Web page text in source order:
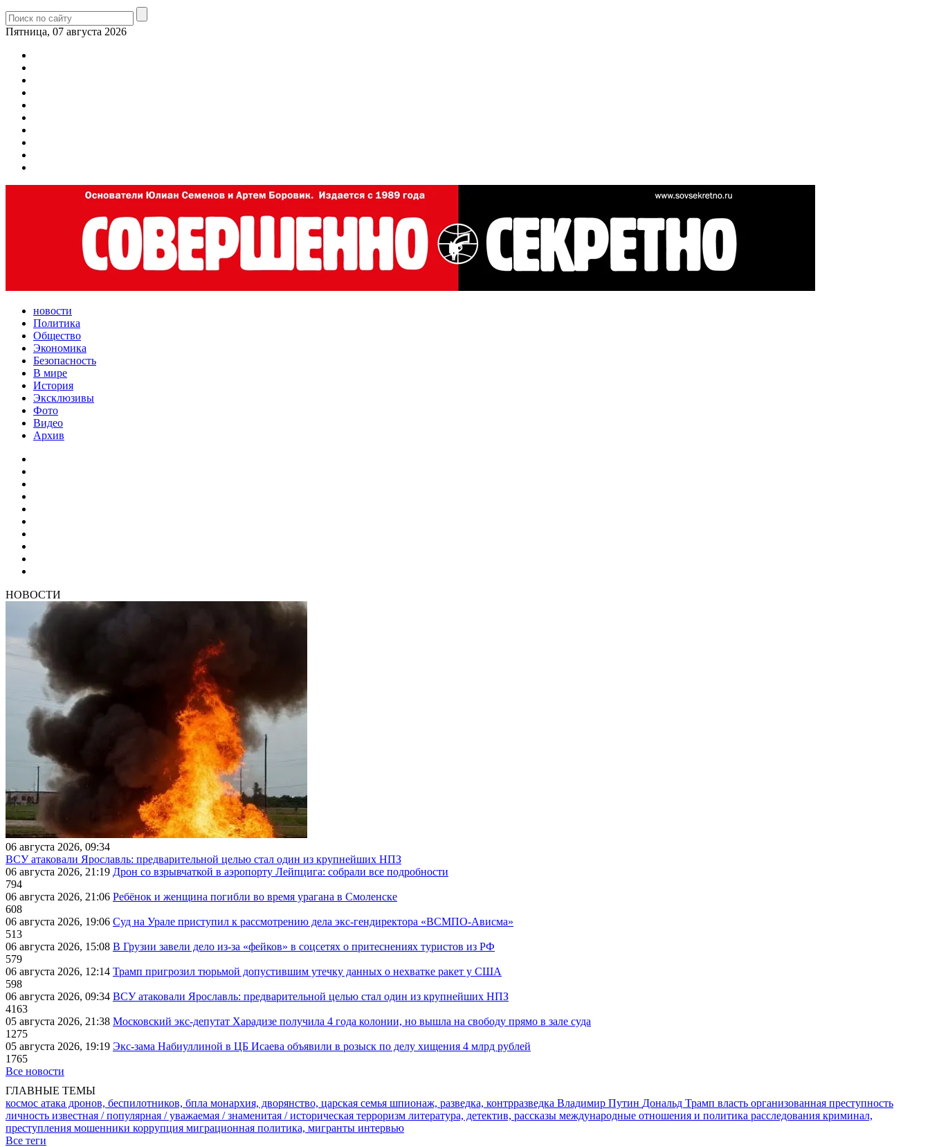
Пятница, 07 августа 2026
новости
Политика
Общество
Экономика
Безопасность
В мире
История
Эксклюзивы
Фото
Видео
Архив
НОВОСТИ
06 августа 2026, 09:34
ВСУ атаковали Ярославль: предварительной целью стал один из крупнейших НПЗ
06 августа 2026, 21:19 Дрон со взрывчаткой в аэропорту Лейпцига: собрали все подробности
794
06 августа 2026, 21:06 Ребёнок и женщина погибли во время урагана в Смоленске
608
06 августа 2026, 19:06 Суд на Урале приступил к рассмотрению дела экс-гендиректора «ВСМПО-Ависма»
513
06 августа 2026, 15:08 В Грузии завели дело из-за «фейков» в соцсетях о притеснениях туристов из РФ
579
06 августа 2026, 12:14 Трамп пригрозил тюрьмой допустившим утечку данных о нехватке ракет у США
598
06 августа 2026, 09:34 ВСУ атаковали Ярославль: предварительной целью стал один из крупнейших НПЗ
4163
05 августа 2026, 21:38 Московский экс-депутат Харадизе получила 4 года колонии, но вышла на свободу прямо в зале суда
1275
05 августа 2026, 19:19 Экс-зама Набиуллиной в ЦБ Исаева объявили в розыск по делу хищения 4 млрд рублей
1765
Все новости
ГЛАВНЫЕ ТЕМЫ
космос атака дронов, беспилотников, бпла монархия, дворянство, царская семья шпионаж, разведка, контрразведка Владимир Путин Дональд Трамп власть организованная преступность
личность известная / популярная / уважаемая / знаменитая / историческая терроризм литература, детектив, рассказы международные отношения и политика расследования криминал,
преступления мошенники коррупция миграционная политика, мигранты интервью
Все теги